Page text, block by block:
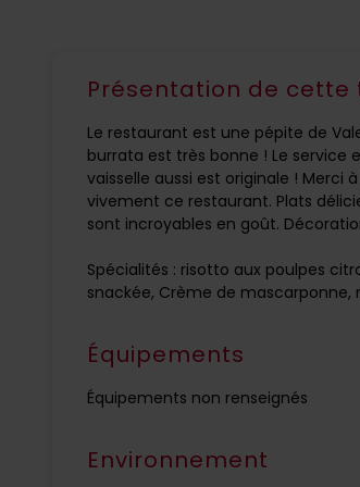
Présentation de cette
Le restaurant est une pépite de
burrata est très bonne ! Le service
vaisselle aussi est originale !
vivement ce restaurant. Plats
sont incroyables en goût.
Spécialités : risotto aux poulpes
snackée, Crème de
Équipements
Équipements non renseignés
Environnement